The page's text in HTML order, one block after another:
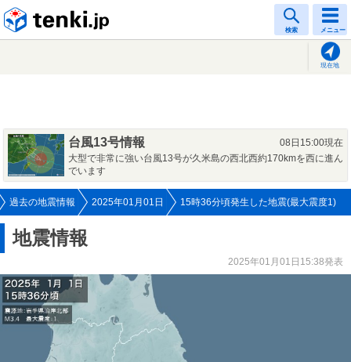
検索 メニュー
現在地
台風13号情報
08日15:00現在
大型で非常に強い台風13号が久米島の西北西約170kmを西に進ん
でいます
過去の地震情報 2025年01月01日 15時36分頃発生した地震(最大震度1)
地震情報
2025年01月01日15:38発表